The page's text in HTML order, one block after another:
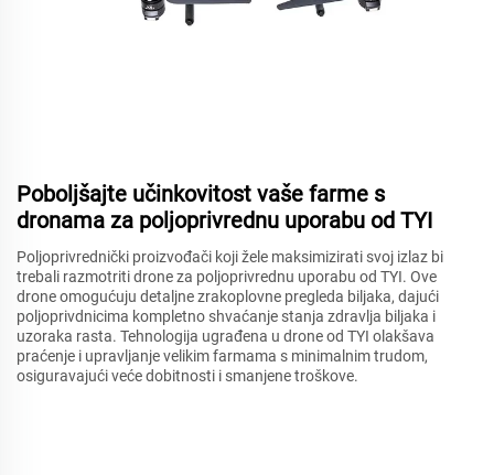
Poboljšajte učinkovitost vaše farme s
dronama za poljoprivrednu uporabu od TYI
Poljoprivrednički proizvođači koji žele maksimizirati svoj izlaz bi
trebali razmotriti drone za poljoprivrednu uporabu od TYI. Ove
drone omogućuju detaljne zrakoplovne pregleda biljaka, dajući
poljoprivdnicima kompletno shvaćanje stanja zdravlja biljaka i
uzoraka rasta. Tehnologija ugrađena u drone od TYI olakšava
praćenje i upravljanje velikim farmama s minimalnim trudom,
osiguravajući veće dobitnosti i smanjene troškove.